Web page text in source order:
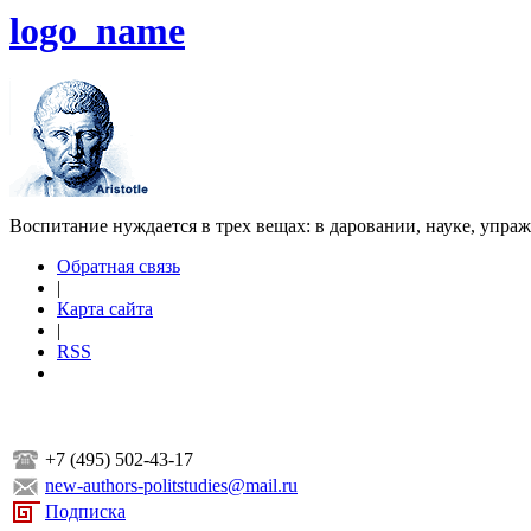
logo_name
Воспитание нуждается в трех вещах: в даровании, науке,
Обратная связь
|
Карта сайта
|
RSS
+7 (495) 502-43-17
new-authors-politstudies@mail.ru
Подписка